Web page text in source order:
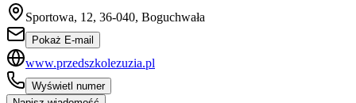
Sportowa, 12, 36-040, Boguchwała
Pokaż E-mail
www.przedszkolezuzia.pl
Wyświetl numer